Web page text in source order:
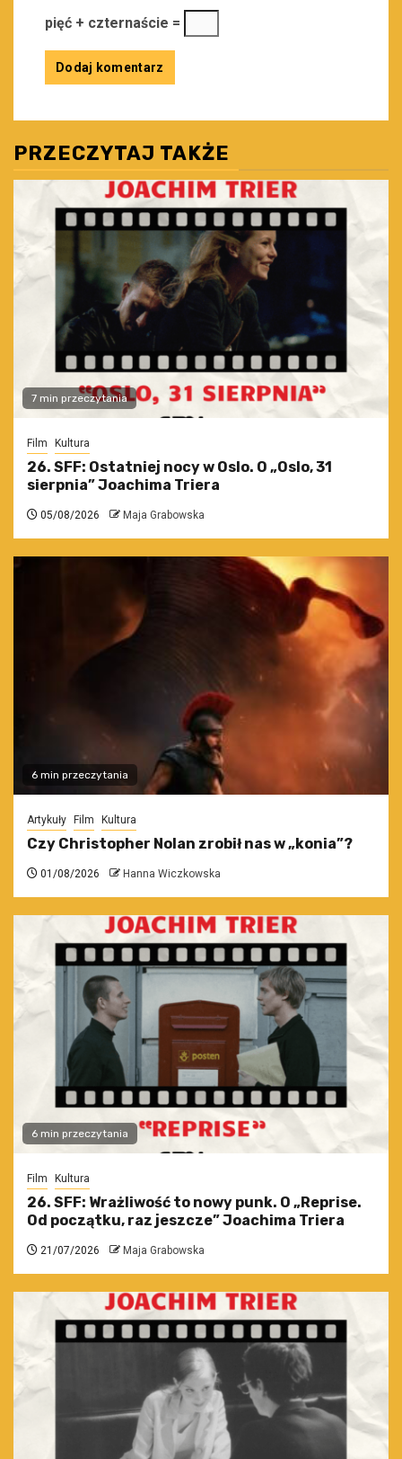
pięć + czternaście =
PRZECZYTAJ TAKŻE
7 min przeczytania
Film Kultura
26. SFF: Ostatniej nocy w Oslo. O „Oslo, 31
sierpnia” Joachima Triera
05/08/2026 Maja Grabowska
6 min przeczytania
Artykuły Film Kultura
Czy Christopher Nolan zrobił nas w „konia”?
01/08/2026 Hanna Wiczkowska
6 min przeczytania
Film Kultura
26. SFF: Wrażliwość to nowy punk. O „Reprise.
Od początku, raz jeszcze” Joachima Triera
21/07/2026 Maja Grabowska